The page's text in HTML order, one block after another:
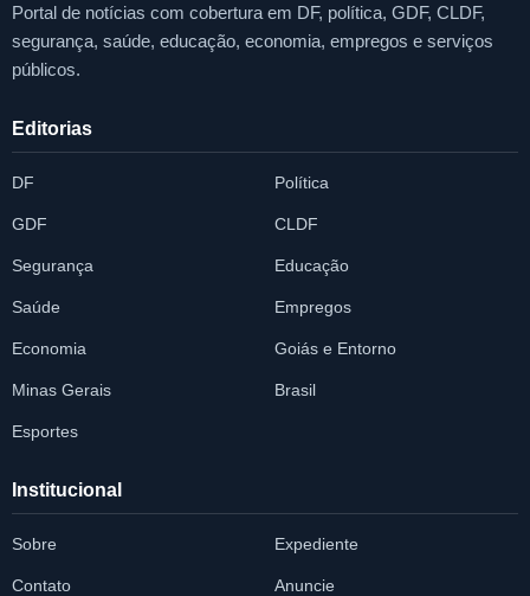
Portal de notícias com cobertura em DF, política, GDF, CLDF,
segurança, saúde, educação, economia, empregos e serviços
públicos.
Editorias
DF Política
GDF CLDF
Segurança Educação
Saúde Empregos
Economia Goiás e Entorno
Minas Gerais Brasil
Esportes
Institucional
Sobre Expediente
Contato Anuncie